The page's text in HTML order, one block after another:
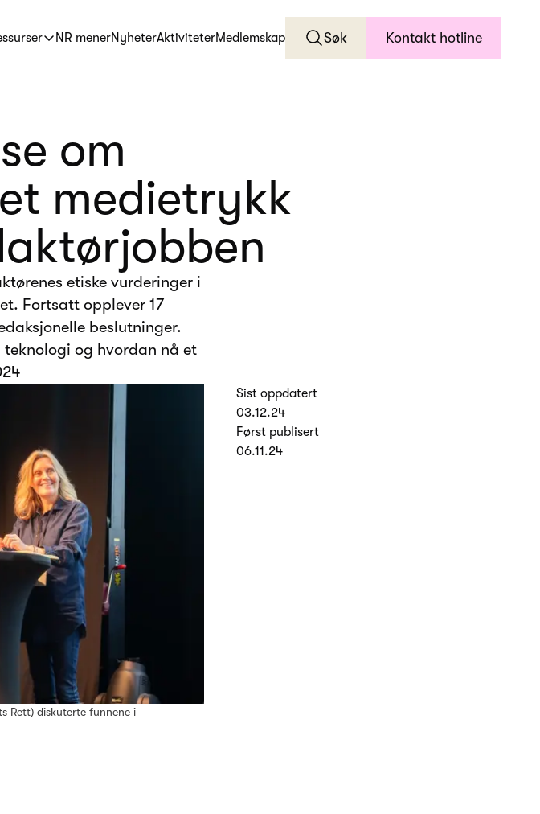
NR menerNyheterAktiviteterMedlemskap Søk Kontakt hotline
om
medietrykk
etiske vurderinger i
Fortsatt opplever 17
beslutninger.
og hvordan nå et
Rett) diskuterte funnene i
Sist oppdatert
03.12.24
Først publisert
06.11.24